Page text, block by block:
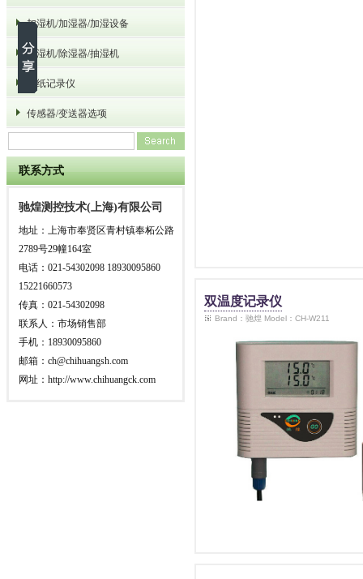
加湿机/加湿器/加湿设备
除湿机/除湿器/抽湿机
无纸记录仪
传感器/变送器选项
联系方式
驰煌测控技术(上海)有限公司
地址：上海市奉贤区青村镇奉柘公路
2789号29幢164室
电话：021-54302098 18930095860
15221660573
传真：021-54302098
联系人：市场销售部
手机：18930095860
邮箱：ch@chihuangsh.com
网址：http://www.chihuangck.com
双温度记录仪
Brand：驰煌 Model：CH-W211